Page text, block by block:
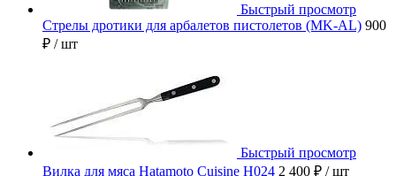
Быстрый просмотр
Стрелы дротики для арбалетов пистолетов (MK-AL) 900
₽ / шт
Быстрый просмотр
Вилка для мяса Hatamoto Cuisine H024 2 400 ₽ / шт